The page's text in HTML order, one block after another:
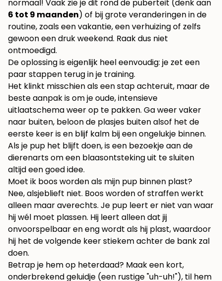
normaal! Vaak zie je dit rond de puberteit (denk aan
6 tot 9 maanden) of bij grote veranderingen in de
routine, zoals een vakantie, een verhuizing of zelfs
gewoon een druk weekend. Raak dus niet
ontmoedigd.
De oplossing is eigenlijk heel eenvoudig: je zet een
paar stappen terug in je training.
Het klinkt misschien als een stap achteruit, maar de
beste aanpak is om je oude, intensieve
uitlaatschema weer op te pakken. Ga weer vaker
naar buiten, beloon de plasjes buiten alsof het de
eerste keer is en blijf kalm bij een ongelukje binnen.
Als je pup het blijft doen, is een bezoekje aan de
dierenarts om een blaasontsteking uit te sluiten
altijd een goed idee.
Moet ik boos worden als mijn pup binnen plast?
Nee, alsjeblieft niet. Boos worden of straffen werkt
alleen maar averechts. Je pup leert er niet van waar
hij wél moet plassen. Hij leert alleen dat jij
onvoorspelbaar en eng wordt als hij plast, waardoor
hij het de volgende keer stiekem achter de bank zal
doen.
Betrap je hem op heterdaad? Maak een kort,
onderbrekend geluidje (een rustige "uh-uh!"), til hem